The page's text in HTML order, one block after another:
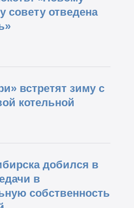
совету отведена
встретят зиму с
котельной
добился в
в
собственность